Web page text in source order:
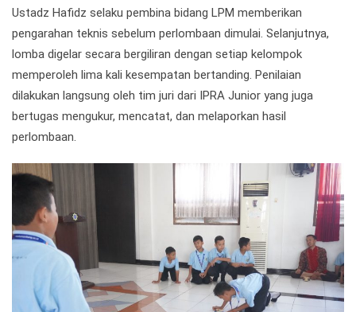
Ustadz Hafidz selaku pembina bidang LPM memberikan
pengarahan teknis sebelum perlombaan dimulai. Selanjutnya,
lomba digelar secara bergiliran dengan setiap kelompok
memperoleh lima kali kesempatan bertanding. Penilaian
dilakukan langsung oleh tim juri dari IPRA Junior yang juga
bertugas mengukur, mencatat, dan melaporkan hasil
perlombaan.